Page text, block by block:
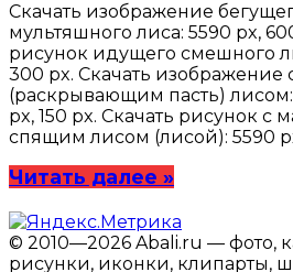
Скачать изображение
мультяшного лиса: 5590 px,
рисунок идущего смешного
300 px. Скачать
(раскрывающим пасть)
px, 150 px. Скачать рисунок
спящим лисом (лисой): 5590
Читать далее »
© 2010—2026 Abali.ru — фото,
рисунки, иконки, клипарты,